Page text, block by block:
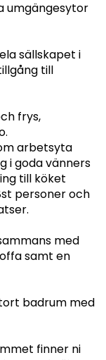
umgängesytor
sällskapet i
till
frys,
arbetsyta
i goda vänners
till köket
personer och
med
samt en
badrum med
finner ni